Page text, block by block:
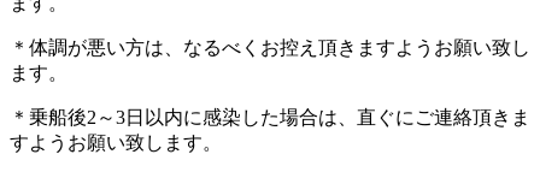
＊体調が悪い方は、なるべくお控え頂きますようお願い致し
ます。
＊乗船後2～3日以内に感染した場合は、直ぐにご連絡頂きま
すようお願い致します。